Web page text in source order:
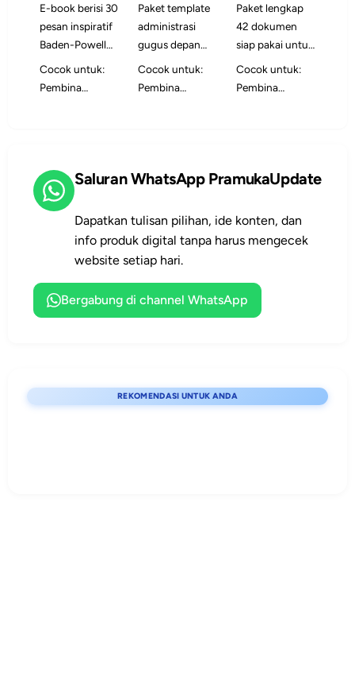
E-book berisi 30
pesan inspiratif
Baden-Powell
yang
dikembangkan
untuk Pramuka
Indonesia saat
ini.
Cocok untuk:
Pembina
Dewan Racana,
Gudep, Kwartir,
pelatih, dan
Pramuka
Paket template
administrasi
gugus depan
siap edit untuk
membuat
inventaris lebih
Cocok untuk:
Pembina
satuan, dan tim
yang ingin tata
kelola gugus
depan lebih
profesional.
& RPP/Modul
Ajar Pramuka
2026
Paket lengkap
42 dokumen
siap pakai untuk
Pembina
Pramuka —
akreditasi, dan
bank soal dalam
dan XLSX yang
mudah diedit.
Cocok untuk:
Pembina
satuan, dan tim
yang
membutuhkan
dokumen
terstruktur, dan
siap edit.
Saluran WhatsApp PramukaUpdate
Dapatkan tulisan pilihan, ide konten, dan
info produk digital tanpa harus mengecek
website setiap hari.
Bergabung di channel WhatsApp
REKOMENDASI UNTUK ANDA